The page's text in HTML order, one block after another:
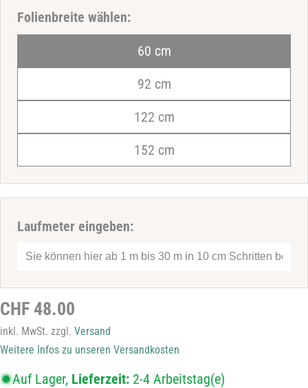
Folienbreite wählen:
60 cm
92 cm
122 cm
152 cm
Laufmeter eingeben:
Regulärer
Preis
CHF 48.00
inkl. MwSt. zzgl. Versand
Weitere Infos zu unseren Versandkosten
Auf Lager, Lieferzeit: 2-4 Arbeitstag(e)
Ihre
Mail-
Ihre